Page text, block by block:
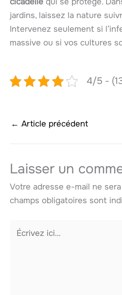
jardins, laissez la nature
Intervenez seulement si
massive ou si vos cultures
4/5 -
← Article précédent
Laisser un
Votre adresse e-mail ne
champs obligatoires sont
Écrivez